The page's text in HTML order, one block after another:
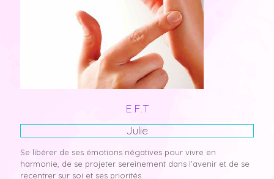
E.F.T
Julie
Se libérer de ses émotions négatives pour vivre en
harmonie, de se projeter sereinement dans l’avenir et de se
recentrer sur soi et ses priorités.